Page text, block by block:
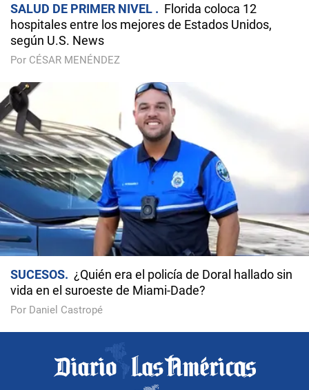
SALUD DE PRIMER NIVEL
Florida coloca 12
hospitales entre los mejores de Estados Unidos,
según U.S. News
Por CÉSAR MENÉNDEZ
SUCESOS
¿Quién era el policía de Doral hallado sin
vida en el suroeste de Miami-Dade?
Por Daniel Castropé